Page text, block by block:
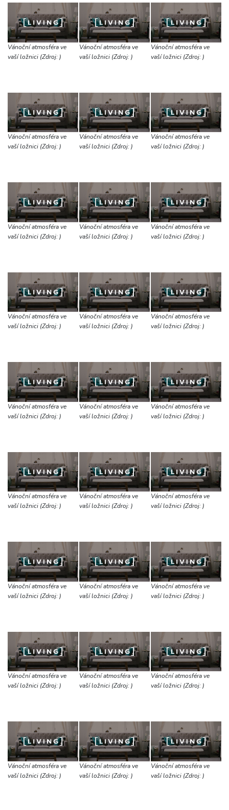
Vánoční atmosféra ve
vaší ložnici (Zdroj: )
Vánoční atmosféra ve
vaší ložnici (Zdroj: )
Vánoční atmosféra ve
vaší ložnici (Zdroj: )
Vánoční atmosféra ve
vaší ložnici (Zdroj: )
Vánoční atmosféra ve
vaší ložnici (Zdroj: )
Vánoční atmosféra ve
vaší ložnici (Zdroj: )
Vánoční atmosféra ve
vaší ložnici (Zdroj: )
Vánoční atmosféra ve
vaší ložnici (Zdroj: )
Vánoční atmosféra ve
vaší ložnici (Zdroj: )
Vánoční atmosféra ve
vaší ložnici (Zdroj: )
Vánoční atmosféra ve
vaší ložnici (Zdroj: )
Vánoční atmosféra ve
vaší ložnici (Zdroj: )
Vánoční atmosféra ve
vaší ložnici (Zdroj: )
Vánoční atmosféra ve
vaší ložnici (Zdroj: )
Vánoční atmosféra ve
vaší ložnici (Zdroj: )
Vánoční atmosféra ve
vaší ložnici (Zdroj: )
Vánoční atmosféra ve
vaší ložnici (Zdroj: )
Vánoční atmosféra ve
vaší ložnici (Zdroj: )
Vánoční atmosféra ve
vaší ložnici (Zdroj: )
Vánoční atmosféra ve
vaší ložnici (Zdroj: )
Vánoční atmosféra ve
vaší ložnici (Zdroj: )
Vánoční atmosféra ve
vaší ložnici (Zdroj: )
Vánoční atmosféra ve
vaší ložnici (Zdroj: )
Vánoční atmosféra ve
vaší ložnici (Zdroj: )
Vánoční atmosféra ve
vaší ložnici (Zdroj: )
Vánoční atmosféra ve
vaší ložnici (Zdroj: )
Vánoční atmosféra ve
vaší ložnici (Zdroj: )